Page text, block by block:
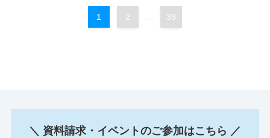
1 2 ... 39
＼ 資料請求・イベントのご参加はこちら ／